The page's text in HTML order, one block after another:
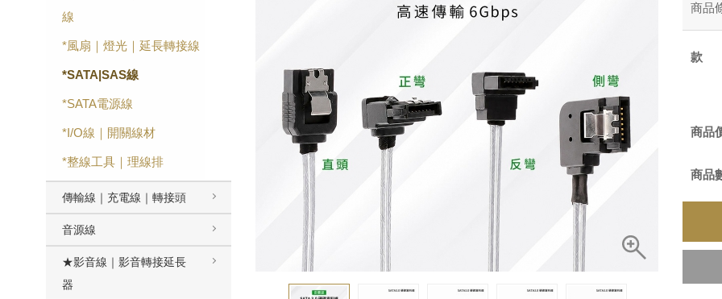
線
*風扇｜燈光｜延長轉接線
*SATA|SAS線
*SATA電源線
*I/O線｜開關線材
*整線工具｜理線排
傳輸線｜充電線｜轉接頭
音源線
★影音線｜影音轉接延長
器
商品
商品
商品